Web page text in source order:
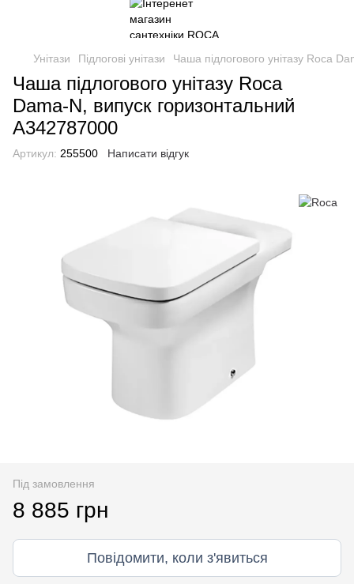
Унітази Підлогові унітази Чаша підлогового унітазу Roca
Чаша підлогового унітазу Roca
Dama-N, випуск горизонтальний
A342787000
Артикул: 255500 Написати відгук
Під замовлення
8 885 грн
Повідомити, коли з'явиться